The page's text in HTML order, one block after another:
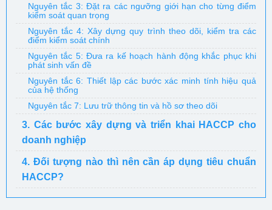
Nguyên tắc 3: Đặt ra các ngưỡng giới hạn cho từng điểm
kiểm soát quan trọng
Nguyên tắc 4: Xây dựng quy trình theo dõi, kiểm tra các
điểm kiểm soát chính
Nguyên tắc 5: Đưa ra kế hoạch hành động khắc phục khi
phát sinh vấn đề
Nguyên tắc 6: Thiết lập các bước xác minh tính hiệu quả
của hệ thống
Nguyên tắc 7: Lưu trữ thông tin và hồ sơ theo dõi
3. Các bước xây dựng và triển khai HACCP cho
doanh nghiệp
4. Đối tượng nào thì nên cần áp dụng tiêu chuẩn
HACCP?